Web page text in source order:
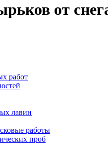
от
работ
лавин
работы
проб